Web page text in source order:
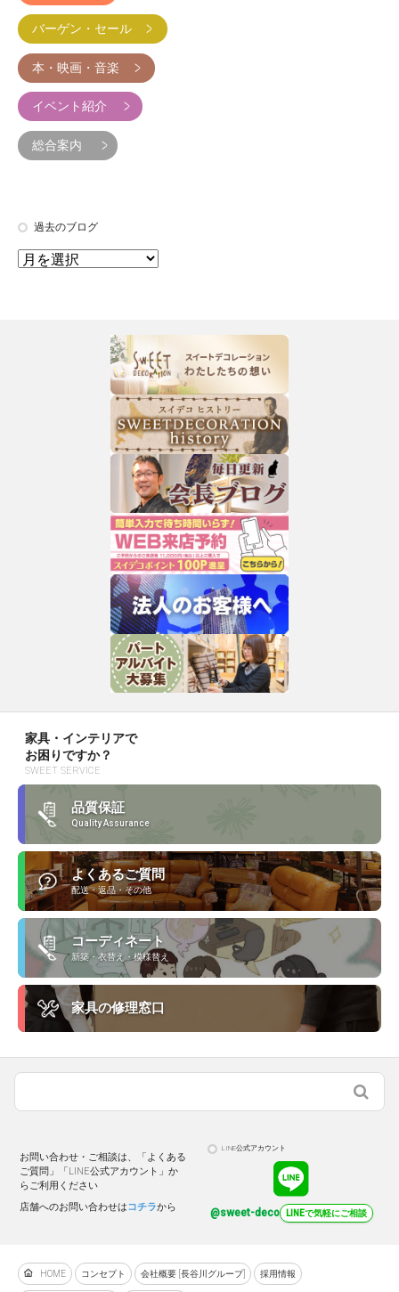
バーゲン・セール
本・映画・音楽
イベント紹介
総合案内
過去のブログ
家具・インテリアで
お困りですか？
SWEET SERVICE
品質保証
Quality Assurance
よくあるご質問
配送・返品・その他
コーディネート
新築・衣替え・模様替え
家具の修理窓口
お問い合わせ・ご相談は、「よくある
ご質問」「LINE公式アカウント」か
らご利用ください
店舗へのお問い合わせはコチラから
LINE公式アカウント
@sweet-deco LINEで気軽にご相談
HOME コンセプト 会社概要 [長谷川グループ] 採用情報